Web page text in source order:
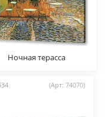
Ночная терасса
(Арт: 74070)